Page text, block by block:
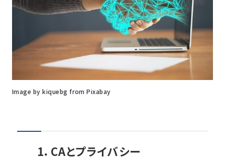
Image by kiquebg from Pixabay
1．CAとプライバシー